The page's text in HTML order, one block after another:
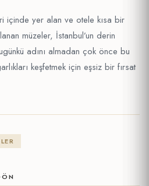
içinde yer alan ve otele kısa bir
müzeler, İstanbul’un derin
adını almadan çok önce bu
keşfetmek için eşsiz bir fırsat